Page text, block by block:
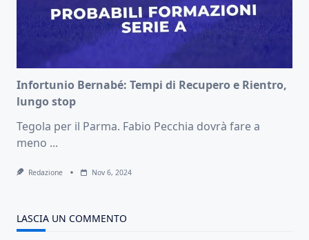
Infortunio Bernabé: Tempi di Recupero e Rientro,
lungo stop
Tegola per il Parma. Fabio Pecchia dovrà fare a
meno ...
Redazione Nov 6, 2024
LASCIA UN COMMENTO